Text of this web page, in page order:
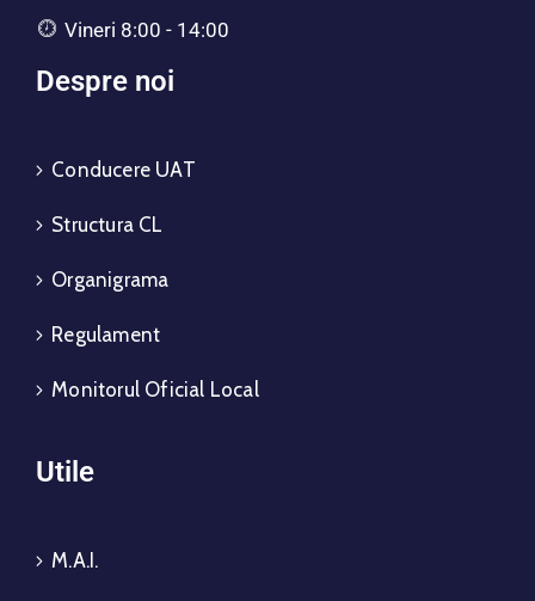
Vineri 8:00 - 14:00
Despre noi
Conducere UAT
Structura CL
Organigrama
Regulament
Monitorul Oficial Local
Utile
M.A.I.